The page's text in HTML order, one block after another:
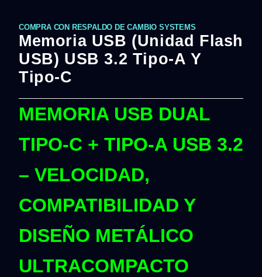
COMPRA CON RESPALDO DE CAMBIO SYSTEMS
Memoria USB (unidad Flash
USB) USB 3.2 Tipo-A Y
Tipo-C
MEMORIA USB DUAL
TIPO-C + TIPO-A USB 3.2
– VELOCIDAD,
COMPATIBILIDAD Y
DISEÑO METÁLICO
ULTRACOMPACTO